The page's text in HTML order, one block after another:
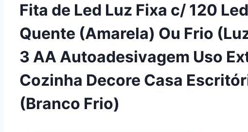
Fita de Led Luz Fixa c/ 120
Quente (Amarela) Ou Frio
3 AA Autoadesivagem Uso
Cozinha Decore Casa
(Branco Frio)